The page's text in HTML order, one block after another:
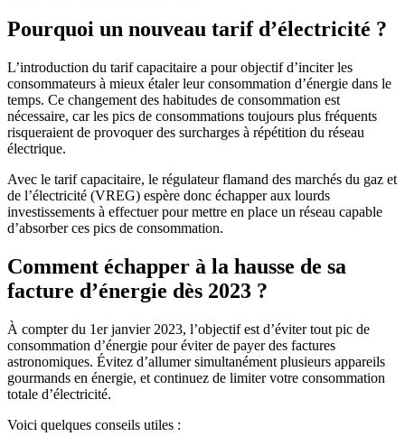
Pourquoi un nouveau tarif d’électricité ?
L’introduction du tarif capacitaire a pour objectif d’inciter les
consommateurs à mieux étaler leur consommation d’énergie dans le
temps. Ce changement des habitudes de consommation est
nécessaire, car les pics de consommations toujours plus fréquents
risqueraient de provoquer des surcharges à répétition du réseau
électrique.
Avec le tarif capacitaire, le régulateur flamand des marchés du gaz et
de l’électricité (VREG) espère donc échapper aux lourds
investissements à effectuer pour mettre en place un réseau capable
d’absorber ces pics de consommation.
Comment échapper à la hausse de sa
facture d’énergie dès 2023 ?
À compter du 1er janvier 2023, l’objectif est d’éviter tout pic de
consommation d’énergie pour éviter de payer des factures
astronomiques. Évitez d’allumer simultanément plusieurs appareils
gourmands en énergie, et continuez de limiter votre consommation
totale d’électricité.
Voici quelques conseils utiles :